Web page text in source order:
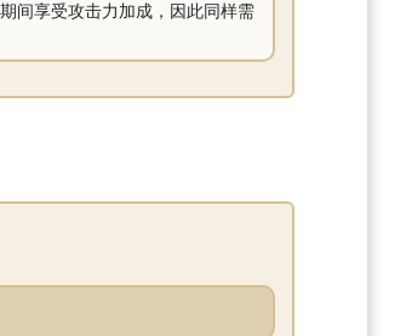
间享受攻击力加成，因此同样需